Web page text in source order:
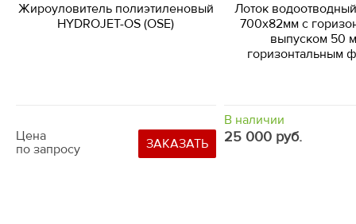
Жироуловитель полиэтиленовый
HYDROJET-OS (OSE)
Цена
по запросу
ЗАКАЗАТЬ
Лоток
700х82мм с
выпуском 50
горизонтальным
В наличии
25 000 руб.